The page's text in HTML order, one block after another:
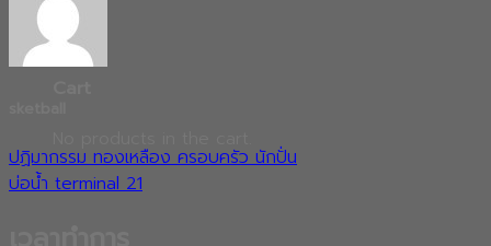
ปฏิมากรรม ทองเหลือง ครอบครัว นักปั่น
บ่อน้ำ terminal 21